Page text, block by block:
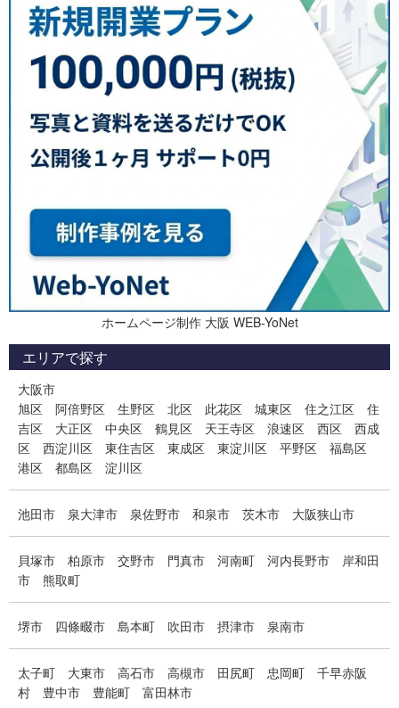
ホームページ制作 大阪 WEB-YoNet
エリアで探す
大阪市
旭区
阿倍野区 生野区 北区 此花区 城東区 住之江区
住
吉区
大正区 中央区 鶴見区 天王寺区 浪速区 西区
西成
区
西淀川区 東住吉区 東成区 東淀川区 平野区
福島区
港区
都島区 淀川区
池田市 泉大津市 泉佐野市 和泉市 茨木市 大阪狭山市
貝塚市 柏原市 交野市 門真市 河南町 河内長野市
岸和田
市
熊取町
堺市 四條畷市 島本町 吹田市 摂津市 泉南市
太子町 大東市 高石市 高槻市 田尻町 忠岡町
千早赤阪
村
豊中市 豊能町 富田林市